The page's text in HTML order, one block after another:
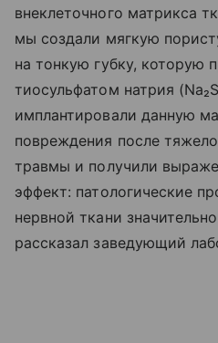
внеклеточного матрикса
мы создали мягкую
на тонкую губку, которую
тиосульфатом натрия
имплантировали данную
повреждения после
травмы и получили
эффект: патологические
нервной ткани
рассказал заведующий